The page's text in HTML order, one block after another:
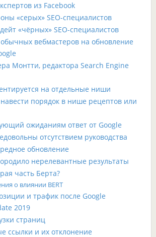
из Facebook
«серых» SEO-специалистов
«чёрных» SEO-специалистов
вебмастеров на обновление
Монтти, редактора Search Engine
на отдельные ниши
порядок в нише рецептов или
ожиданиям ответ от Google
отсутствием руководства
обновление
нерелевантные результаты
часть Берта?
о влиянии BERT
и трафик после Google
2019
страниц
ссылки и их отклонение